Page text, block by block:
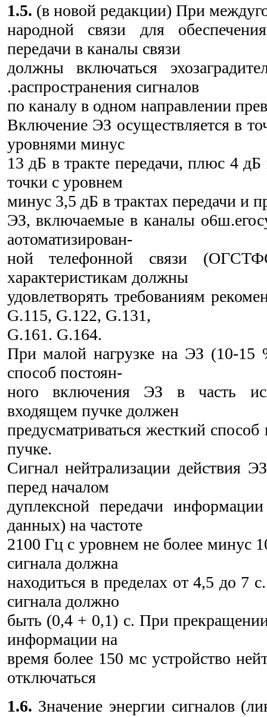
1.5. (в новой редакции) При
народной связи для
передачи в каналы связи
должны включаться
.распространения сигналов
по каналу в одном направлении
Включение ЭЗ осуществляется в
уровнями минус
13 дБ в тракте передачи, плюс 4
точки с уровнем
минус 3,5 дБ в трактах передачи и
ЭЗ, включаемые в каналы
аотоматизирован-
ной телефонной связи
характеристикам должны
удовлетворять требованиям
G.115, G.122, G.131,
G.161. G.164.
При малой нагрузке на ЭЗ (10-15
способ постоян-
ного включения ЭЗ в часть
входящем пучке должен
предусматриваться жесткий
пучке.
Сигнал нейтрализации действия
перед началом
дуплексной передачи
данных) на частоте
2100 Гц с уровнем не более минус
сигнала должна
находиться в пределах от 4,5 до 7
сигнала должно
быть (0,4 + 0,1) с. При
информации на
время более 150 мс устройство
отключаться
1.6. Значение энергии сигналов